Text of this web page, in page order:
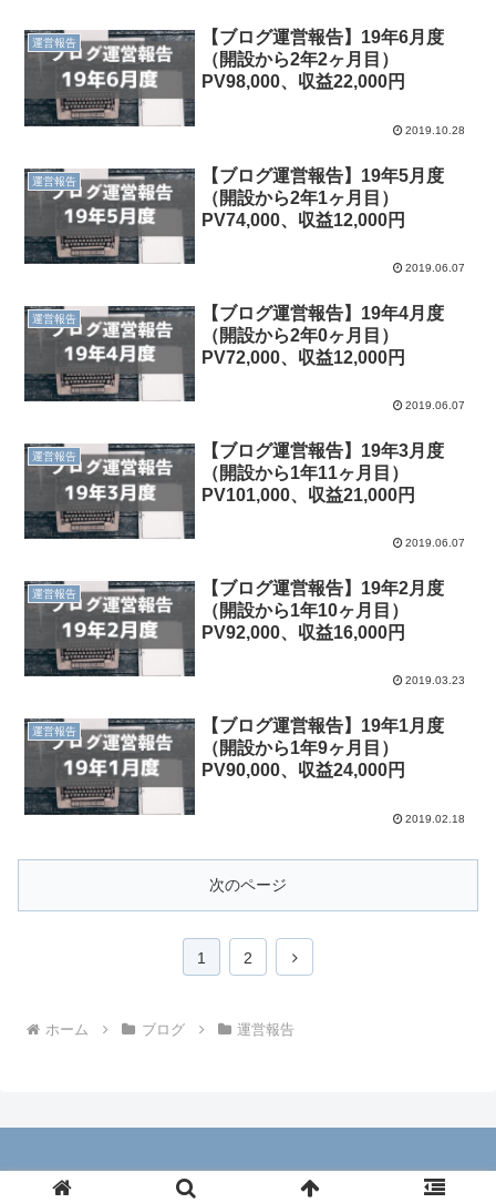
運営報告
【ブログ運営報告】19年6月度
（開設から2年2ヶ月目）
PV98,000、収益22,000円
2019.10.28
運営報告
【ブログ運営報告】19年5月度
（開設から2年1ヶ月目）
PV74,000、収益12,000円
2019.06.07
運営報告
【ブログ運営報告】19年4月度
（開設から2年0ヶ月目）
PV72,000、収益12,000円
2019.06.07
運営報告
【ブログ運営報告】19年3月度
（開設から1年11ヶ月目）
PV101,000、収益21,000円
2019.06.07
運営報告
【ブログ運営報告】19年2月度
（開設から1年10ヶ月目）
PV92,000、収益16,000円
2019.03.23
運営報告
【ブログ運営報告】19年1月度
（開設から1年9ヶ月目）
PV90,000、収益24,000円
2019.02.18
次のページ
1 2 次
ホーム ブログ 運営報告
© 2017 理系男子のIoTライフ.